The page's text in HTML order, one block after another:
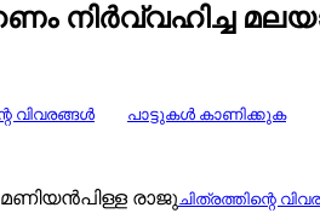
നിര്‍വ്വഹിച്ച
വിവരങ്ങള്‍ പാട്ടുകള്‍ കാണിക്കുക
രാജു ചിത്രത്തിന്റെ